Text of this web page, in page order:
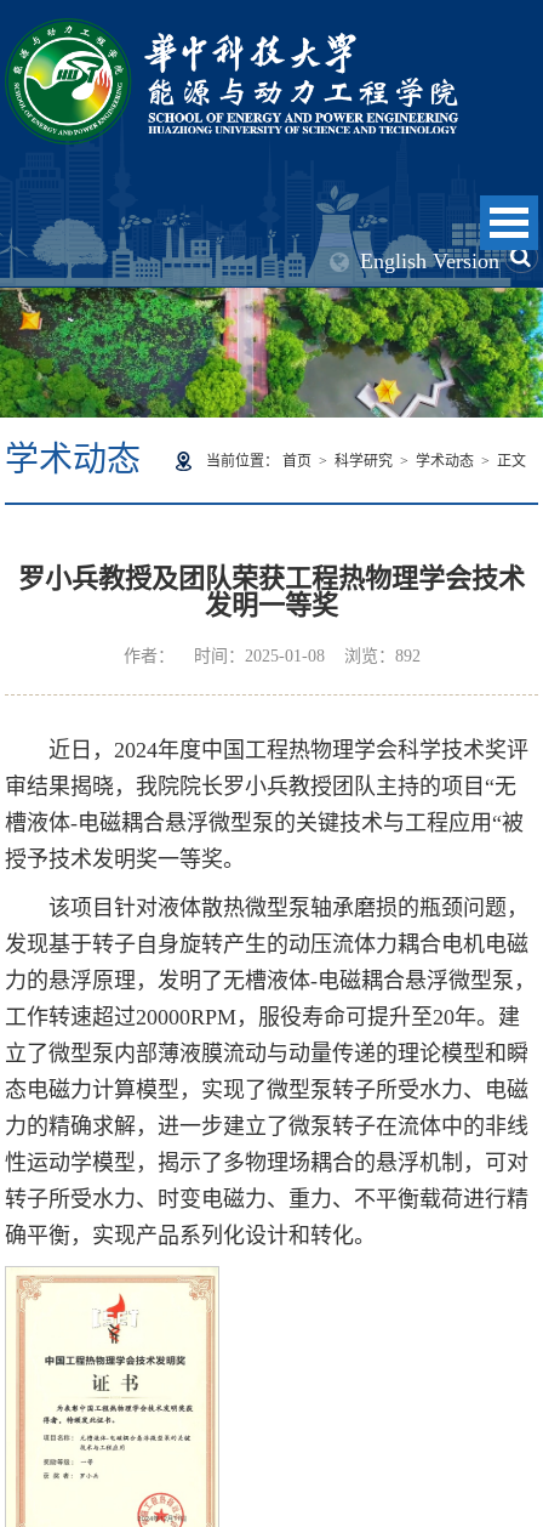
English Version
学术动态 当前位置： 首页 > 科学研究> 学术动态> 正文
罗小兵教授及团队荣获工程热物理学会技术
发明一等奖
作者： 时间：2025-01-08 浏览： 892
近日，2024年度中国工程热物理学会科学技术奖评
审结果揭晓，我院院长罗小兵教授团队主持的项目“无
槽液体-电磁耦合悬浮微型泵的关键技术与工程应用“被
授予技术发明奖一等奖。
该项目针对液体散热微型泵轴承磨损的瓶颈问题，
发现基于转子自身旋转产生的动压流体力耦合电机电磁
力的悬浮原理，发明了无槽液体-电磁耦合悬浮微型泵，
工作转速超过20000RPM，服役寿命可提升至20年。建
立了微型泵内部薄液膜流动与动量传递的理论模型和瞬
态电磁力计算模型，实现了微型泵转子所受水力、电磁
力的精确求解，进一步建立了微泵转子在流体中的非线
性运动学模型，揭示了多物理场耦合的悬浮机制，可对
转子所受水力、时变电磁力、重力、不平衡载荷进行精
确平衡，实现产品系列化设计和转化。